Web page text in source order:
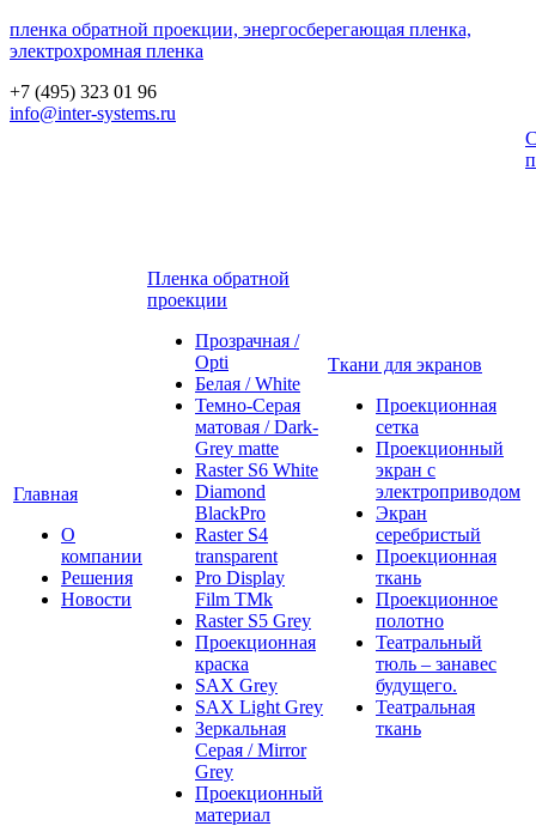
пленка обратной проекции, энергосберегающая пленка,
электрохромная пленка
+7 (495) 323 01 96
info@inter-systems.ru
Главная
О
компании
Решения
Новости
Пленка обратной
проекции
Прозрачная /
Opti
Белая / White
Темно-Серая
матовая / Dark-
Grey matte
Raster S6 White
Diamond
BlackPro
Raster S4
transparent
Pro Display
Film ТМk
Raster S5 Grey
Проекционная
краска
SAX Grey
SAX Light Grey
Зеркальная
Серая / Mirror
Grey
Проекционный
материал
Ткани для экранов
Проекционная
сетка
Проекционный
экран с
электроприводом
Экран
серебристый
Проекционная
ткань
Проекционное
полотно
Театральный
тюль – занавес
будущего.
Театральная
ткань